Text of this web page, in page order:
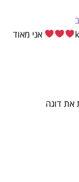
אני מאוד
את דוגה